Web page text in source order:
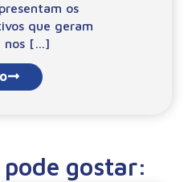
os
que geram
nos […]
gostar: